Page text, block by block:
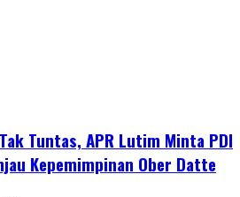
Tuntas, APR Lutim Minta PDI
Kepemimpinan Ober Datte